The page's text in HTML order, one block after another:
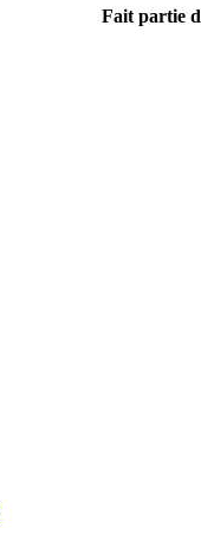
Fait partie